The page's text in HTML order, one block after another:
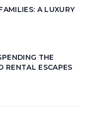
A LUXURY
THE
RENTAL ESCAPES